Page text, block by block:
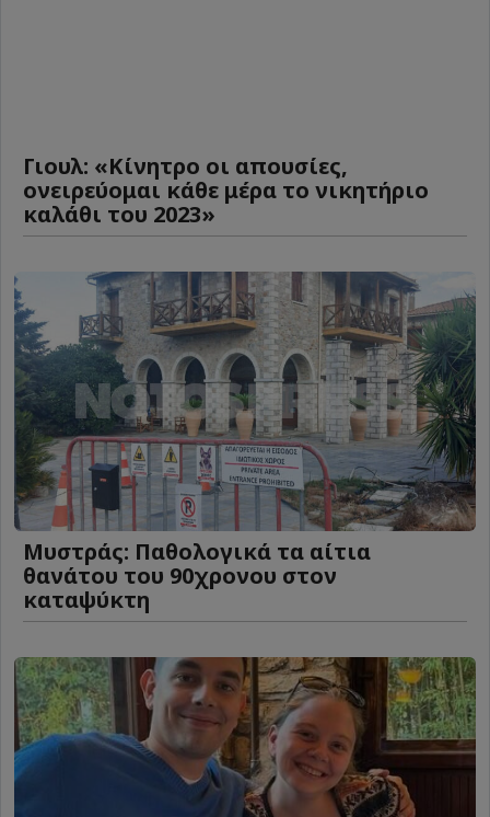
Γιουλ: «Κίνητρο οι απουσίες,
ονειρεύομαι κάθε μέρα το νικητήριο
καλάθι του 2023»
Μυστράς: Παθολογικά τα αίτια
θανάτου του 90χρονου στον
καταψύκτη